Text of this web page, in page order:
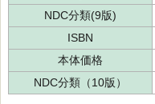
NDC分類(9版)
ISBN
本体価格
NDC分類（10版）